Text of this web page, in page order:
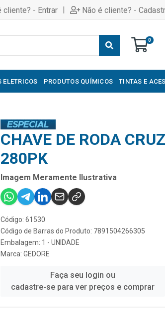
cliente? - Entrar | Não é cliente? -
0
ELETRICOS PRODUTOS QUÍMICOS TINTAS E
CHAVE DE RODA
280PK
Imagem Meramente Ilustrativa
Código: 61530
Código de Barras do Produto: 7891504266305
Embalagem: 1 - UNIDADE
Marca: GEDORE
Faça seu login ou
cadastre-se para ver preços e comprar